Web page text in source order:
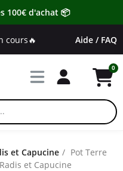
100€ d'achat 📦
cours🔥 Aide / FAQ
et Capucine
Pot Terre
et Capucine